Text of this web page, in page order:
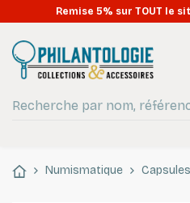
Remise 5% sur TOUT le
Numismatique